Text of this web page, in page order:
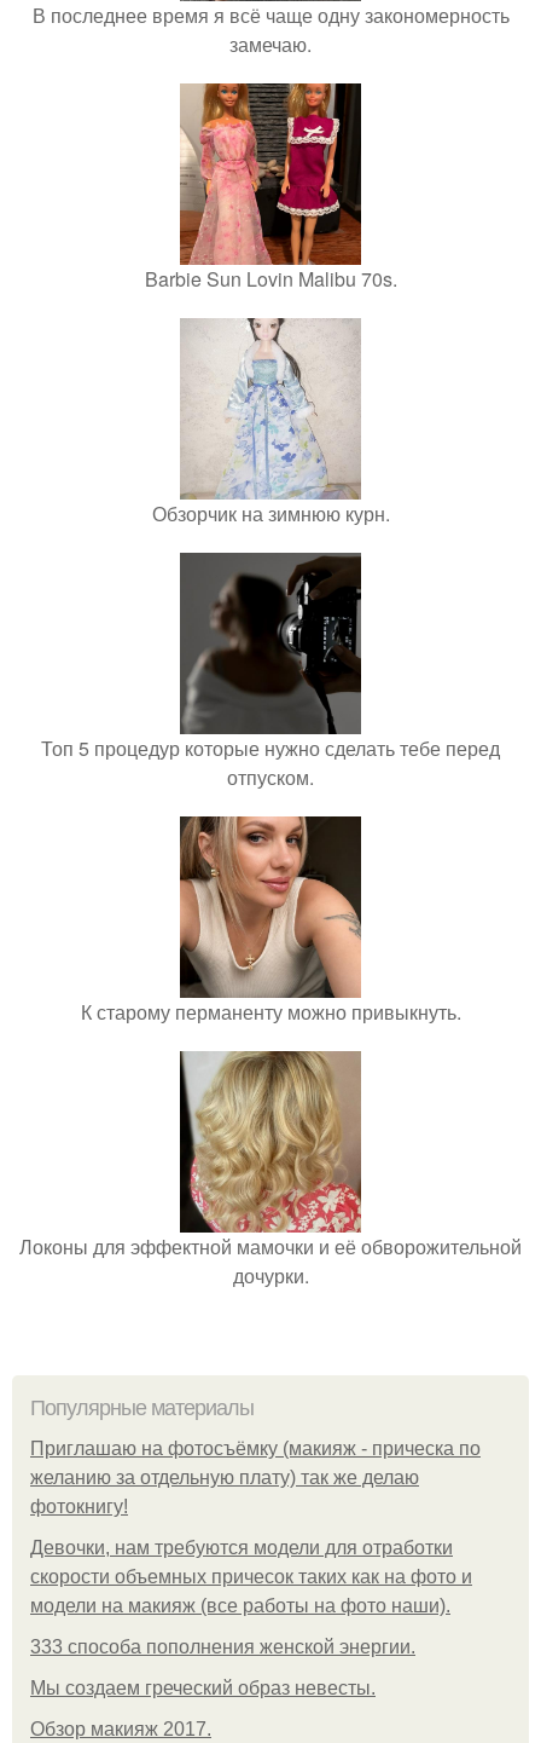
В последнее время я всё чаще одну закономерность
замечаю.
Barbie Sun Lovin Malibu 70s.
Обзорчик на зимнюю курн.
Топ 5 процедур которые нужно сделать тебе перед
отпуском.
К старому перманенту можно привыкнуть.
Локоны для эффектной мамочки и её обворожительной
дочурки.
Популярные материалы
Приглашаю на фотосъёмку (макияж - прическа по
желанию за отдельную плату) так же делаю
фотокнигу!
Девочки, нам требуются модели для отработки
скорости объемных причесок таких как на фото и
модели на макияж (все работы на фото наши).
333 способа пополнения женской энергии.
Мы создаем греческий образ невесты.
Обзор макияж 2017.